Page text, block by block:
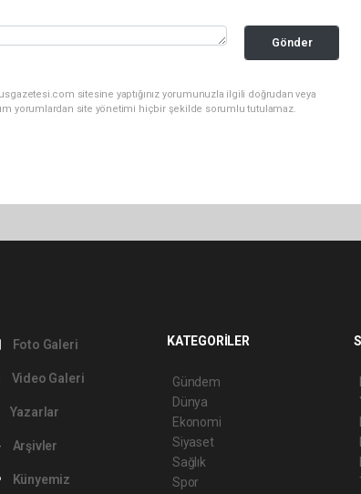
Gönder
sitesine yaptığınız yorumunuzla ilgili doğrudan veya
yorumlardan site yönetimi hiçbir şekilde sorumlu tutulamaz.
Foto Galeri
Video Galeri
Yazarlar
Arşivler
Künyemiz
KATEGORİLER
Gündem
Dünya
Ekonomi
Siyaset
Sağlık
Spor